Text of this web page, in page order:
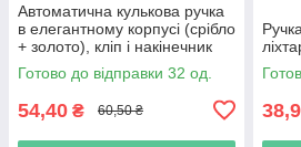
Автоматична кулькова ручка
в елегантному корпусі (срібло
+ золото), кліп і накінечник
глянцеві (золото).
Готово до відправки 32 од.
54,40 ₴ 60,50 ₴